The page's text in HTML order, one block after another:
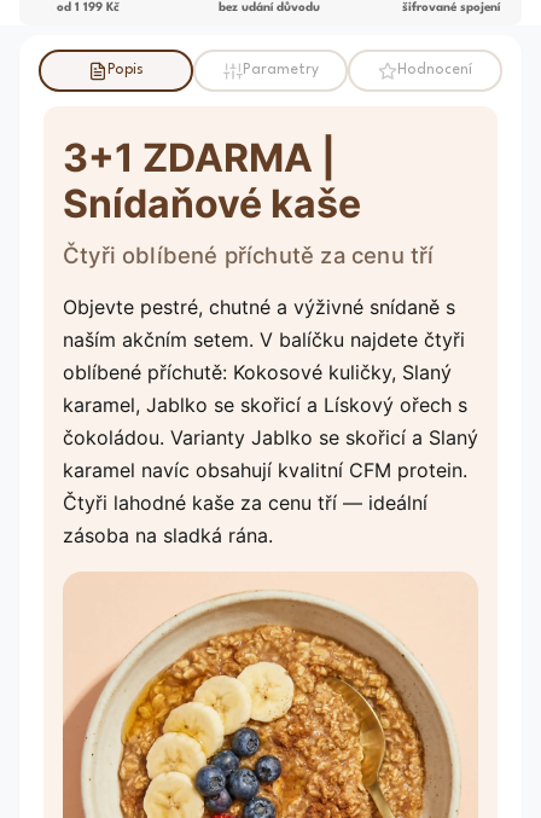
od 1 199 Kč bez udání důvodu šifrované spojení
Popis Parametry Hodnocení
3+1 ZDARMA |
Snídaňové kaše
Čtyři oblíbené příchutě za cenu tří
Objevte pestré, chutné a výživné snídaně s
naším akčním setem. V balíčku najdete čtyři
oblíbené příchutě: Kokosové kuličky, Slaný
karamel, Jablko se skořicí a Lískový ořech s
čokoládou. Varianty Jablko se skořicí a Slaný
karamel navíc obsahují kvalitní CFM protein.
Čtyři lahodné kaše za cenu tří — ideální
zásoba na sladká rána.